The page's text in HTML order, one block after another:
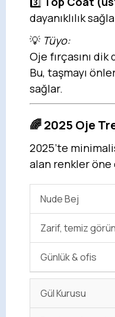
dayanıklılık
💡 Tüyo:
Oje fırçasını
Bu, taşmayı
sağlar.
🌈 2025 Oje
2025’te
alan renkler öne
Nude Bej
Zarif, temiz
Günlük & ofis
Gül Kurusu